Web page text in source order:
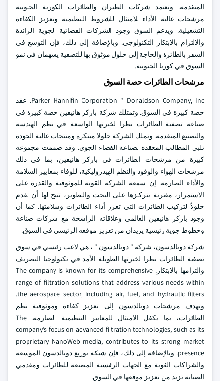
المتقدمة. وتعتمد شركات الطيران والطائرات الكورية الجنوبية
مرشحات عالية الأداء للامتثال للشروط التنظيمية وتعزيز الكفاءة
التشغيلية. ويدعم السوق وجود الشركات الفضائية الجوية الرائدة
والالتزام بالابتكار التكنولوجي. وبالإضافة إلى ذلك، فإن التوسع في
السفر بالطائرة والحاجة إلى حلول موثوق بها للتصفية يسهمان في نمو
السوق في كوريا الجنوبية.
مرشحات الطائرات حصة السوق
Parker Hannifin Corporation " Donaldson Company, Inc. عقد
حصة كبيرة في السوق. وتمتلك شركة باركر هانيفين حصة كبيرة في
صناعة تصفية الطائرات نظرا لخبرتها الواسعة في نظم الهندسة
والتصنيع المتقدمة. وتملك الشركة حلولا مبتكرة ومنتجات عالية الجودة
تلبي المطالب المعقدة لصناعة الفضاء الجوي. وقد صممت مجموعة
كبيرة من مرشحات الطائرات في باركر هانيفين، بما في ذلك
مرشحات الهواء والوقود والنظم الهيدروليكية، للوفاء بمعايير السلامة
والأداء الصارمة. إن سمعة الشركة القوية للموثوقية والقدرة على
الاستمرار، مقترنة بتركيزها على البحث والتطوير، تتيح لها أن تقدم
حلولاً لتركيب الطائرات التي تعزز أداء الطائرات وسلامتها. كما أن
وجود باركر هانيفين العالمي وعلاقاته الراسخة مع شركات صناعة
وخطوط جوية رئيسية يزيدان من تعزيز موقعه الرئيسي في السوق.
شركة دونالدسون، شركة " دونالدسون " ، هي لاعب رئيسي في سوق
تصفية الطائرات نظرا لخبرتها الطويلة الأمد في تكنولوجيا التصريف
والتزامها بالابتكار. The company is known for its comprehensive
range of filtration solutions that address various needs within
the aerospace sector, including air, fuel, and hydraulic filters.
وتهدف مرشحات دونالدسون إلى تعزيز كفاءة وموثوقية نظم
الطائرات، بما يكفل الامتثال للمعايير التنظيمية الصارمة. The
company’s focus on advanced filtration technologies, such as its
proprietary NanoWeb media, contributes to its strong market
presence. وبالإضافة إلى ذلك، فإن شبكة توزيع دونالدسون الموسعة
والشراكات القوية مع الجهات الرئيسية المصنعة للطائرات ومقدمي
الصيانة تزيد من تعزيز موقعها في السوق.